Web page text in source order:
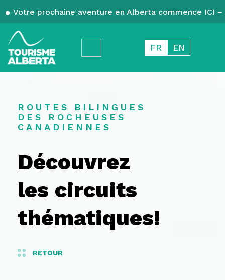
Votre prochaine aventure en Alberta commence ICI
FR EN
ROUTES BILINGUES
DES ROCHEUSES
CANADIENNES
Découvrez
les circuits
thématiques!
RETOUR